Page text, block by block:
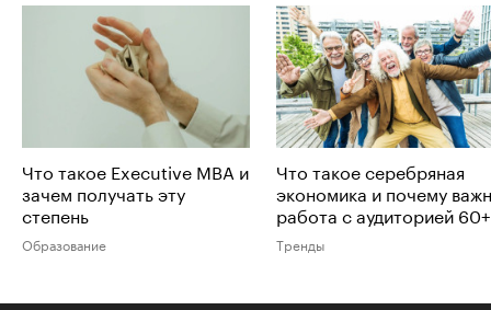
Что такое Executive MBA и
зачем получать эту
степень
Образование
Что такое серебряная
экономика и почему
работа с аудиторией 60+
Тренды